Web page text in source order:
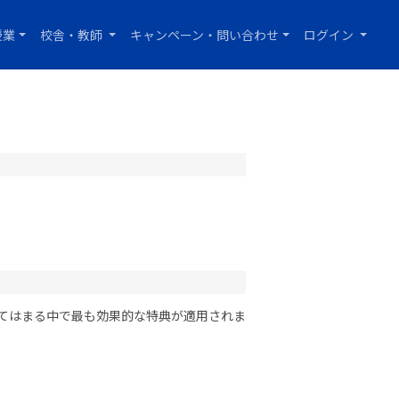
校舎・教師 キャンペーン・問い合わせ ログイン
まる中で最も効果的な特典が適用されま